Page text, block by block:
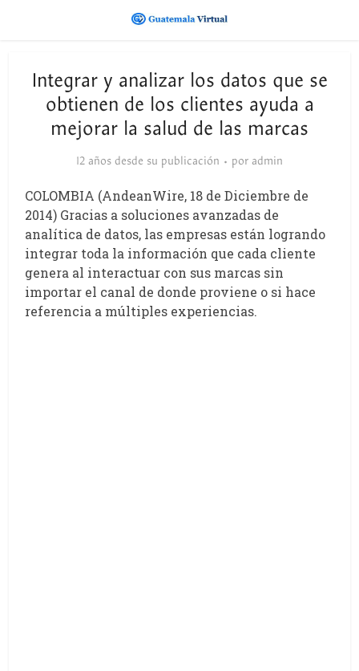
Integrar y analizar los datos que se
obtienen de los clientes ayuda a
mejorar la salud de las marcas
12 años desde su publicación por admin
COLOMBIA (AndeanWire, 18 de Diciembre de
2014) Gracias a soluciones avanzadas de
analítica de datos, las empresas están logrando
integrar toda la información que cada cliente
genera al interactuar con sus marcas sin
importar el canal de donde proviene o si hace
referencia a múltiples experiencias.